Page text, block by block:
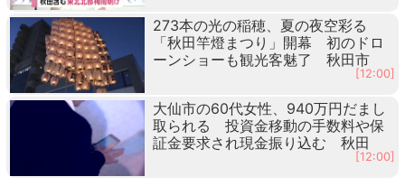
273本の光の稲穂、夏の夜空彩る
「秋田竿燈まつり」開幕 初のドロ
ーンショーも観光客魅了 秋田市
[12:00]
大仙市の60代女性、940万円だまし
取られる 投資金移動の手数料や保
証金要求され現金振り込む 秋田
[12:00]